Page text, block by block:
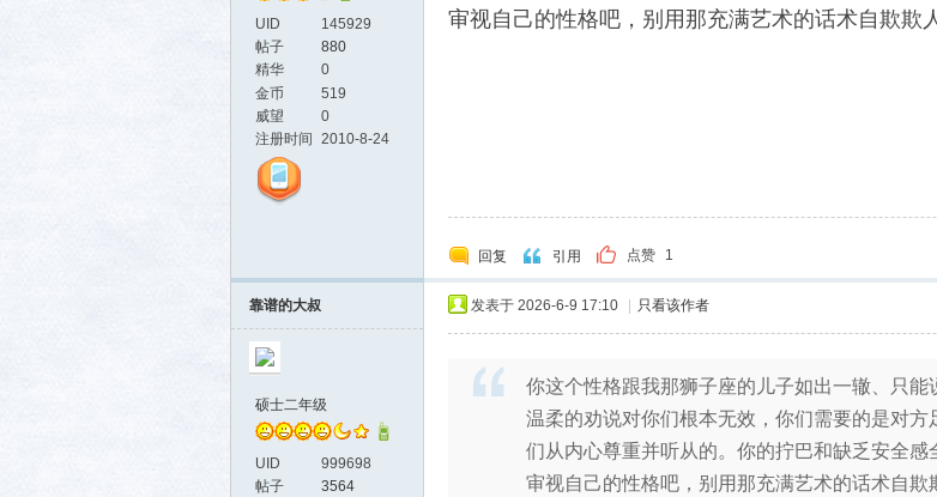
UID
145929
帖子
880
精华
0
金币
519
威望
0
注册时间
2010-8-24
审视自己的性格吧，别用那充满艺术的话术自欺欺
回复 引用 点赞 1
靠谱的大叔
硕士二年级
UID
999698
帖子
3564
发表于 2026-6-9 17:10 只看该作者
你这个性格跟我那狮子座的儿子如出一辙、只
温柔的劝说对你们根本无效，你们需要的是对
们从内心尊重并听从的。你的拧巴和缺乏安全
审视自己的性格吧，别用那充满艺术的话术自欺